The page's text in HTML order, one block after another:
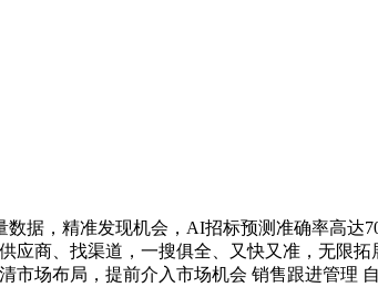
据，精准发现机会，AI招标预测准确率高
应商、找渠道，一搜俱全、又快又准，无限
市场布局，提前介入市场机会 销售跟进管理